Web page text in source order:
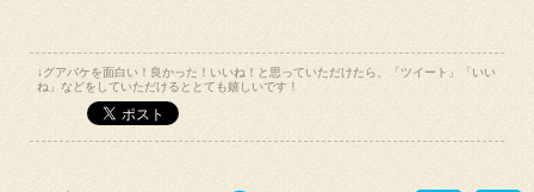
↓グアバケを面白い！良かった！いいね！と思っていただけたら、「ツイート」「いい
ね」などをしていただけるととても嬉しいです！